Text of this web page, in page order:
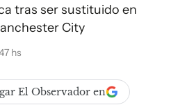
tras ser sustituido en
City
hs
El Observador en